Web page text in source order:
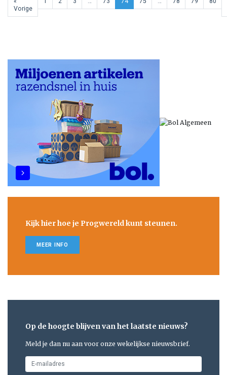
Vorige
Kijk hier hoe je Progwereld kunt steunen.
MEER INFO
Op de hoogte blijven van het laatste nieuws?
Meld je dan nu aan voor onze wekelijkse nieuwsbrief.